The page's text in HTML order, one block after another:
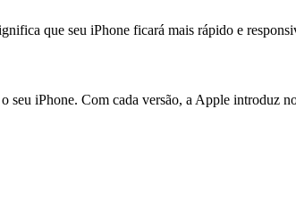
que seu iPhone ficará mais rápido e
iPhone. Com cada versão, a Apple introduz